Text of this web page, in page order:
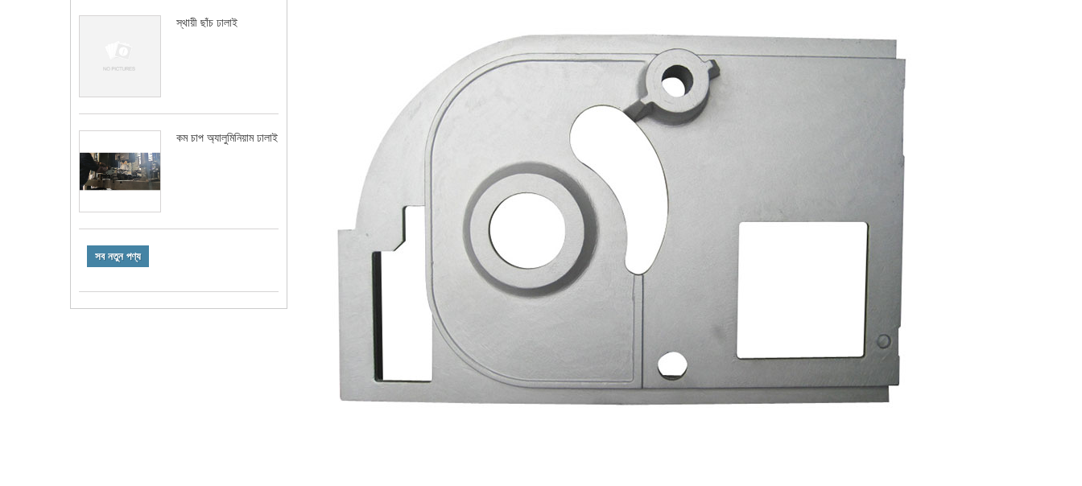
স্থায়ী ছাঁচ ঢালাই
কম চাপ অ্যালুমিনিয়াম ঢালাই
সব নতুন পণ্য